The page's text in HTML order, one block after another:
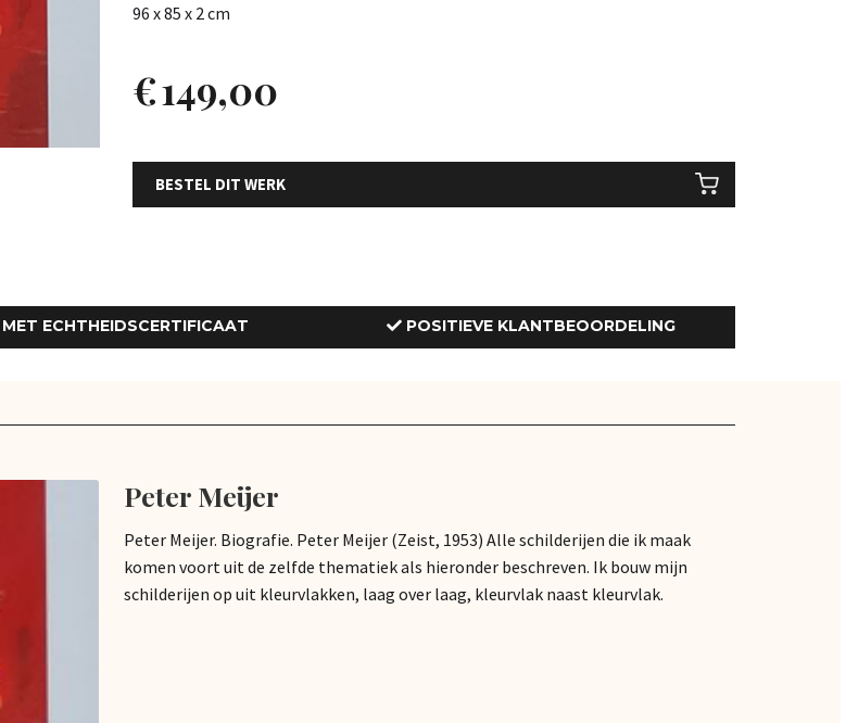
96 x 85 x 2 cm
€149,00
BESTEL DIT WERK
MET ECHTHEIDSCERTIFICAAT POSITIEVE KLANTBEOORDELING
Peter Meijer
Peter Meijer. Biografie. Peter Meijer (Zeist, 1953) Alle schilderijen die ik maak
komen voort uit de zelfde thematiek als hieronder beschreven. Ik bouw mijn
schilderijen op uit kleurvlakken, laag over laag, kleurvlak naast kleurvlak.